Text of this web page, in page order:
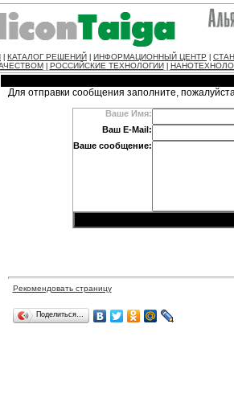
КАТАЛОГ РЕШЕНИЙ ИНФОРМАЦИОННЫЙ ЦЕНТР
РОССИЙСКИЕ ТЕХНОЛОГИИ
Для отправки сообщения заполните,
Ваше Имя:
Ваш E-Mail:
Ваше сообщение:
Рекомендовать страницу
Поделиться…